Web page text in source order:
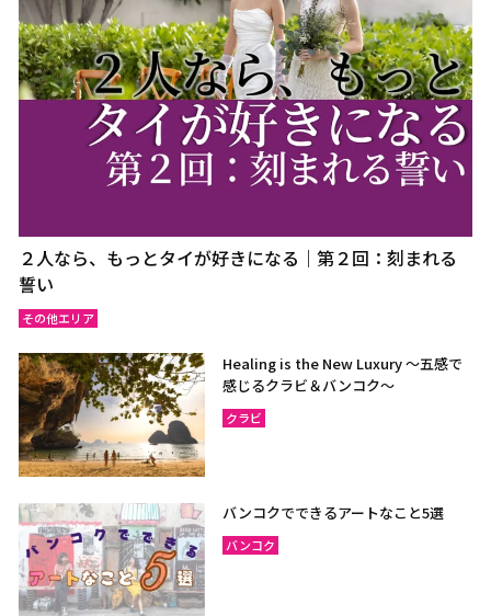
２人なら、もっとタイが好きになる｜第２回：刻まれる
誓い
その他エリア
Healing is the New Luxury ～五感で
感じるクラビ＆バンコク～
クラビ
バンコクでできるアートなこと5選
バンコク